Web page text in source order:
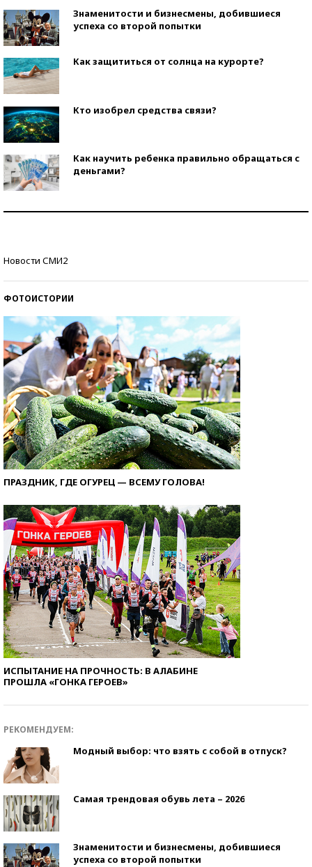
Знаменитости и бизнесмены, добившиеся
успеха со второй попытки
Как защититься от солнца на курорте?
Кто изобрел средства связи?
Как научить ребенка правильно обращаться с
деньгами?
Новости СМИ2
ФОТОИСТОРИИ
ПРАЗДНИК, ГДЕ ОГУРЕЦ — ВСЕМУ ГОЛОВА!
ИСПЫТАНИЕ НА ПРОЧНОСТЬ: В АЛАБИНЕ
ПРОШЛА «ГОНКА ГЕРОЕВ»
РЕКОМЕНДУЕМ:
Модный выбор: что взять с собой в отпуск?
Самая трендовая обувь лета – 2026
Знаменитости и бизнесмены, добившиеся
успеха со второй попытки